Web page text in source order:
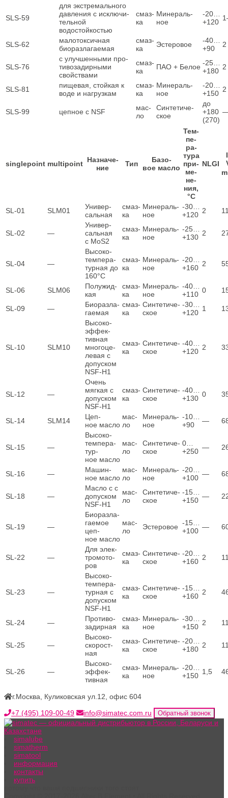
SLS-59
для экс­тре­маль­но­го
дав­ле­ния с исклю­чи­
тель­ной
водостойкостью
смаз­
ка
Мине­раль­
ное
‑20…
+120
SLS-62
мало­ток­сич­ная
биоразлагаемая
смаз­
ка
Эсте­ро­вое
‑40…
+90
2
SLS-76
с улуч­шен­ны­ми про­
ти­во­за­дир­ны­ми
свойствами
смаз­
ка
ПАО + Белое ‑25…
+180 2
SLS-81
пище­вая, стой­кая к
воде и нагрузкам
смаз­
ка
Мине­раль­
ное
‑20…
+150 2
SLS-99 цеп­ное с NSF
мас­
ло
Син­те­ти­че­
ское
до
+180
(270)
singlepoint multipoint Назна­че­
ние
Тип
Базо­
вое масло
Тем­
пе­
ра­
ту­ра
при­
ме­
не­
ния,
°C
NLGI
SL‑01 SLM01
Уни­вер­
саль­ная
смаз­
ка
Мине­раль­
ное
‑30…
+120 2
SL‑02 —
Уни­вер­
саль­ная
с MoS2
смаз­
ка
Мине­раль­
ное
‑25…
+130 2
SL‑04 —
Высо­ко­
тем­пе­ра­
тур­ная до
160°C
смаз­
ка
Мине­раль­
ное
‑20…
+160 2
SL‑06 SLM06
Полу­жид­
кая
смаз­
ка
Мине­раль­
ное
‑40…
+110 0
SL‑09 —
Био­раз­ла­
га­е­мая
смаз­
ка
Син­те­ти­че­
ское
‑30…
+120 1
SL‑10 SLM10
Высо­ко­
эф­фек­
тив­ная
мно­го­це­
ле­вая с
допус­ком
NSF‑H1
смаз­
ка
Син­те­ти­че­
ское
‑40…
+120 2
SL‑12 —
Очень
мяг­кая с
допус­ком
NSF‑H1
смаз­
ка
Син­те­ти­че­
ское
‑40…
+130 0
SL‑14 SLM14
Цеп­
ное масло
мас­
ло
Мине­раль­
ное
‑10…
+90
—
SL‑15 —
Высо­ко­
тем­пе­ра­
тур­
ное масло
мас­
ло
Син­те­ти­че­
ское
0…
+250 —
SL‑16 —
Машин­
ное масло
мас­
ло
Мине­раль­
ное
‑20…
+100 —
SL‑18 —
Мас­ло с с
допус­ком
NSF‑H1
мас­
ло
Син­те­ти­че­
ское
‑15…
+150 —
SL‑19 —
Био­раз­ла­
га­е­мое
цеп­
ное масло
мас­
ло
Эсте­ро­вое ‑15…
+100 —
SL-22 —
Для элек­
тро­мо­то­
ров
смаз­
ка
Син­те­ти­че­
ское
‑20…
+160 2
SL-23 —
Высо­ко­
тем­пе­ра­
тур­ная с
допус­ком
NSF‑H1
смаз­
ка
Син­те­ти­че­
ское
‑15…
+160 2
SL‑24 —
Про­ти­во­
за­дир­ная
смаз­
ка
Мине­раль­
ное
‑30…
+150 2
SL‑25 —
Высо­ко­
ско­рост­
ная
смаз­
ка
Син­те­ти­че­
ское
‑20…
+180 2
SL‑26 —
Высо­ко­
эф­фек­
тив­ная
смаз­
ка
Мине­раль­
ное
‑20…
+150 1,5
г.Москва, Куликовская ул.12, офис 604
+7 (495) 109-00-49
info@simatec.com.ru Обратный звонок
simalube
simatherm
simatool
информация
контакты
купить